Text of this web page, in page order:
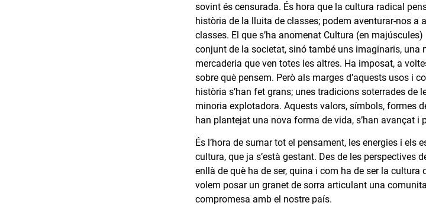
sovint és censurada. És hora que la cultura radical
història de la lluita de classes; podem aventurar-nos
classes. El que s’ha anomenat Cultura (en
conjunt de la societat, sinó també uns imaginaris, una
mercaderia que ven totes les altres. Ha imposat, a
sobre què pensem. Però als marges d’aquests usos i
història s’han fet grans; unes tradicions soterrades
minoria explotadora. Aquests valors, símbols, formes
han plantejat una nova forma de vida, s’han avançat
És l’hora de sumar tot el pensament, les energies i els
cultura, que ja s’està gestant. Des de les
enllà de què ha de ser, quina i com ha de ser la
volem posar un granet de sorra articulant una
compromesa amb el nostre país.